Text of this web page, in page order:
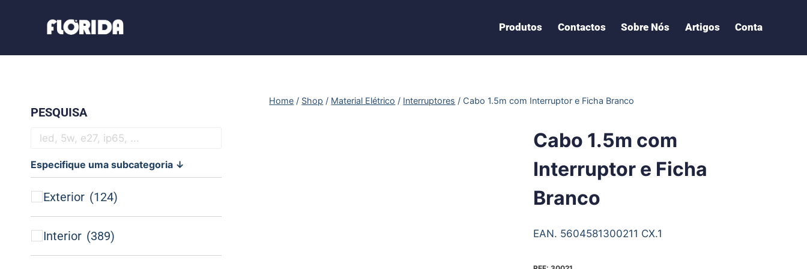
Produtos Contactos Sobre Nós Artigos Conta
Home / Shop / Material Elétrico / Interruptores / Cabo 1.5m com Interruptor e Ficha Branco
Cabo 1.5m com
Interruptor e Ficha
Branco
EAN. 5604581300211 CX.1
PESQUISA
Especifique uma subcategoria ↓
Exterior (124)
Interior (389)